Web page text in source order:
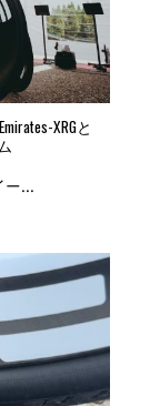
XRGと
ー...